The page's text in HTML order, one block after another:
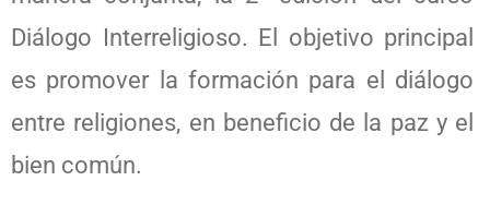
Diálogo Interreligioso. El objetivo principal
es promover la formación para el diálogo
entre religiones, en beneficio de la paz y el
bien común.